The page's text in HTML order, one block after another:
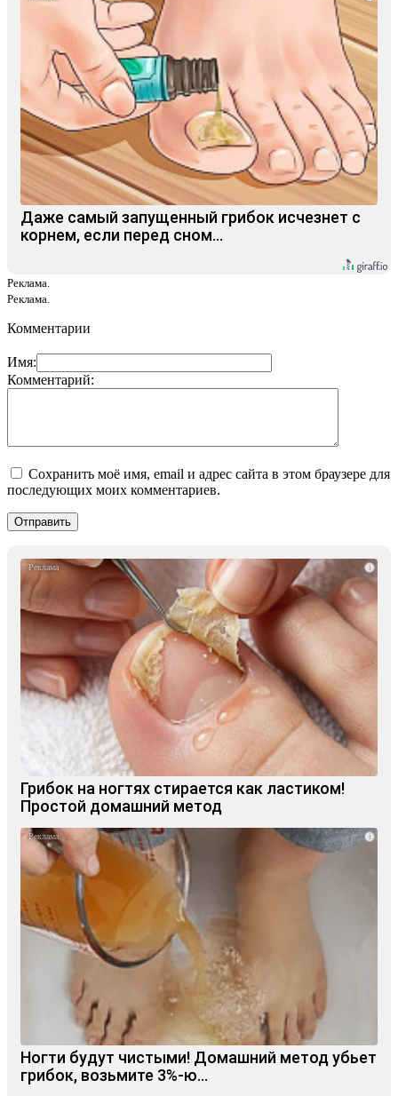
Даже самый запущенный грибок исчезнет с
корнем, если перед сном…
Реклама.
Реклама.
Комментарии
Имя:
Комментарий:
Сохранить моё имя, email и адрес сайта в этом браузере для
последующих моих комментариев.
i
Грибок на ногтях стирается как ластиком!
Простой домашний метод
i
Ногти будут чистыми! Домашний метод убьет
грибок, возьмите 3%-ю…